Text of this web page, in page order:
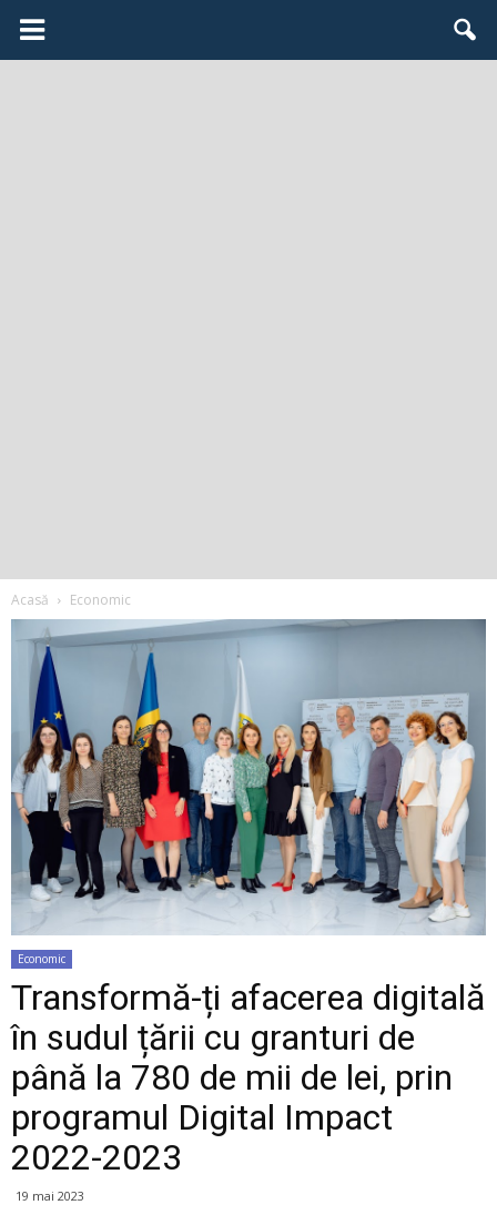
Acasă Economic
Economic
Transformă-ți afacerea digitală
în sudul țării cu granturi de
până la 780 de mii de lei, prin
programul Digital Impact
2022-2023
19 mai 2023